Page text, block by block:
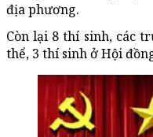
địa phương.
Còn lại 8 thí sinh, các
thể, 3 thí sinh ở Hội